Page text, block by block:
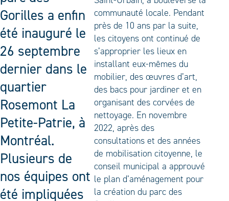
Gorilles a enfin
été inauguré le
26 septembre
dernier dans le
quartier
Rosemont La
Petite-Patrie, à
Montréal.
Plusieurs de
nos équipes ont
été impliquées
communauté locale. Pendant
près de 10 ans par la suite,
les citoyens ont continué de
s’approprier les lieux en
installant eux-mêmes du
mobilier, des œuvres d’art,
des bacs pour jardiner et en
organisant des corvées de
nettoyage. En novembre
2022, après des
consultations et des années
de mobilisation citoyenne, le
conseil municipal a approuvé
le plan d’aménagement pour
la création du parc des